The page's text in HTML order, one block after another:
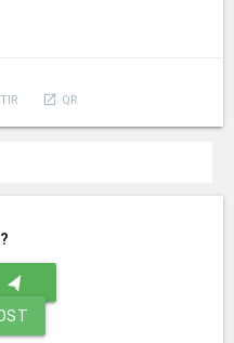
launch QR
navigation